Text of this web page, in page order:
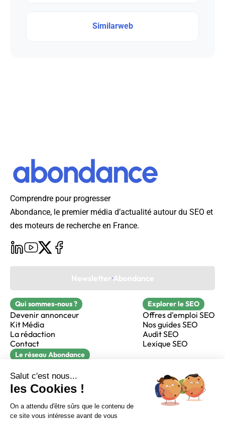
Sur LinkedIn Sur Youtube
Similarweb
Comprendre pour progresser
Abondance, le premier média d’actualité autour du SEO et
des moteurs de recherche en France.
Newsletter Abondance
Qui sommes-nous ?
Devenir annonceur
Kit Média
La rédaction
Contact
Explorer le SEO
Offres d'emploi SEO
Nos guides SEO
Audit SEO
Lexique SEO
Le réseau Abondance
Réacteur
alfie formation